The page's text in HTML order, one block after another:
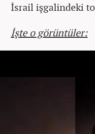
İsrail işgalindeki
İşte o görüntüler: